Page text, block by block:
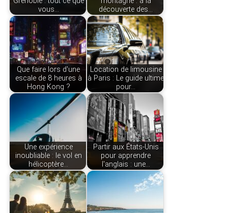
vous…
découverte des…
Que faire lors d'une
escale de 8 heures à
Hong Kong ?
Location de limousine
à Paris : Le guide ultime
pour…
Une expérience
inoubliable : le vol en
hélicoptère…
Partir aux États-Unis
pour apprendre
l'anglais : une…